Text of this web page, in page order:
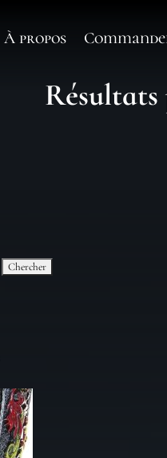
À propos